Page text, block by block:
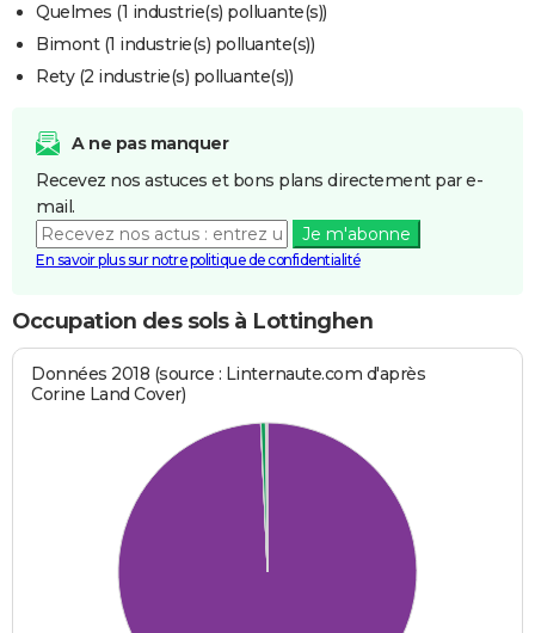
Quelmes (1 industrie(s) polluante(s))
Bimont (1 industrie(s) polluante(s))
Rety (2 industrie(s) polluante(s))
A ne pas manquer
Recevez nos astuces et bons plans directement par e-
mail.
Je m'abonne
En savoir plus sur notre politique de confidentialité
Occupation des sols à Lottinghen
Données 2018 (source : Linternaute.com d'après
Corine Land Cover)